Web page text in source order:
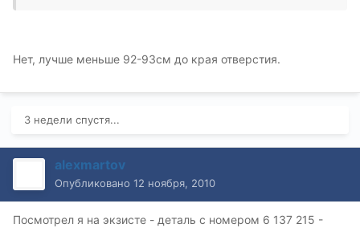
Нет, лучше меньше 92-93см до края отверстия.
3 недели спустя...
alexmartov
Опубликовано 12 ноября, 2010
Посмотрел я на экзисте - деталь с номером 6 137 215 -